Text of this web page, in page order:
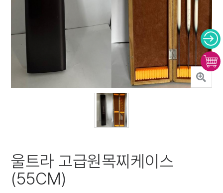
울트라 고급원목찌케이스
(55CM)